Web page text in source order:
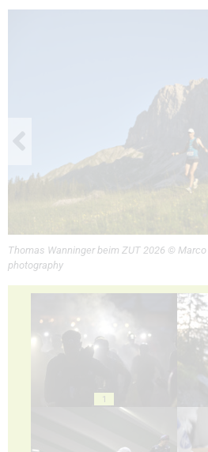
Thomas Wanninger beim ZUT 2026 ©
photography
1